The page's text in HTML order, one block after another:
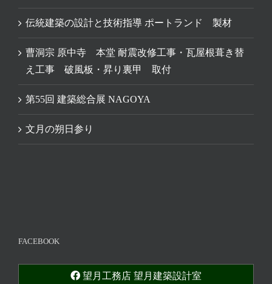
伝統建築の設計と技術指導 ポートランド 製材
曹洞宗 原中寺 本堂 耐震改修工事・瓦屋根葺き替
え工事 破風板・昇り裏甲 取付
第55回 建築総合展 NAGOYA
文月の朔日参り
FACEBOOK
望月工務店 望月建築設計室